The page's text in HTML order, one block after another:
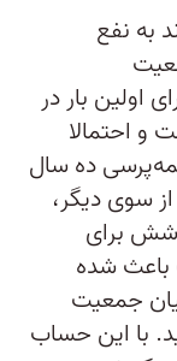
به نفع
اولین بار در
و احتمالا
همه‌پرسی ده سال
بود.) از سوی دیگر،
برای
باعث شده
جمعیت
با این حساب